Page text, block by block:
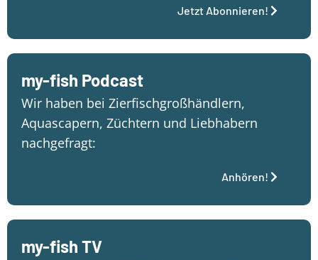
Jetzt Abonnieren!
my-fish Podcast
Wir haben bei Zierfischgroßhändlern,
Aquascapern, Züchtern und Liebhabern
nachgefragt:
Anhören!
my-fish TV